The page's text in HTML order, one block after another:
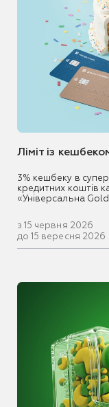
Ліміт із
3% кешбеку в
кредитних коштів
«Універсальна
з 15 червня 2026
до 15 вересня 2026